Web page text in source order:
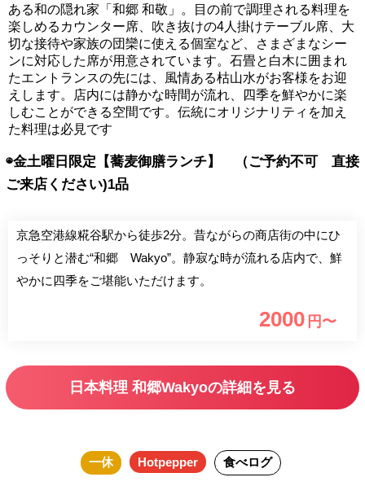
ある和の隠れ家「和郷 和敬」。目の前で調理される料理を
楽しめるカウンター席、吹き抜けの4人掛けテーブル席、大
切な接待や家族の団欒に使える個室など、さまざまなシー
ンに対応した席が用意されています。石畳と白木に囲まれ
たエントランスの先には、風情ある枯山水がお客様をお迎
えします。店内には静かな時間が流れ、四季を鮮やかに楽
しむことができる空間です。伝統にオリジナリティを加え
た料理は必見です
◉金土曜日限定【蕎麦御膳ランチ】 （ご予約不可 直接
ご来店ください)1品
京急空港線糀谷駅から徒歩2分。昔ながらの商店街の中にひ
っそりと潜む“和郷 Wakyo”。静寂な時が流れる店内で、鮮
やかに四季をご堪能いただけます。
2000 円〜
日本料理 和郷Wakyoの詳細を見る
一休 Hotpepper 食べログ